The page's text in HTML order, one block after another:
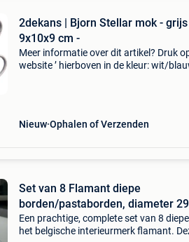
2dekans | Bjorn Stellar mok -
9x10x9 cm -
Meer informatie over dit artikel? Druk
website ’ hierboven in de kleur: wit/
Nieuw Ophalen of Verzenden
Set van 8 Flamant diepe
borden/pastaborden, diameter
Een prachtige, complete set van 8
het belgische interieurmerk flamant.